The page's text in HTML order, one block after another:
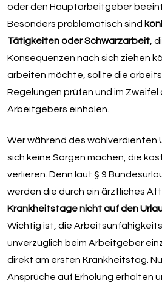
oder den Hauptarbeitgeber
Besonders problematisch sind
Tätigkeiten oder Schwarzarbeit ,
Konsequenzen nach sich ziehen
arbeiten möchte, sollte die
Regelungen prüfen und im Zweifel
Arbeitgebers einholen.
Wer während des wohlverdienten
sich keine Sorgen machen, die
verlieren. Denn laut § 9
werden die durch ein ärztliches
Krankheitstage nicht auf den
Wichtig ist, die
unverzüglich beim Arbeitgeber
direkt am ersten Krankheitstag.
Ansprüche auf Erholung erhalten